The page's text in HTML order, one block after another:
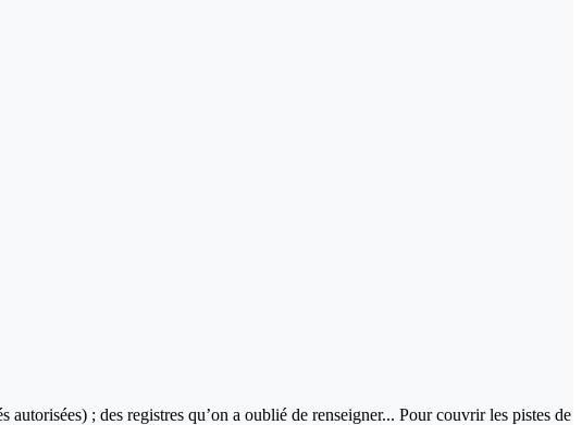
; des registres qu’on a oublié de renseigner... Pour couvrir les pistes de